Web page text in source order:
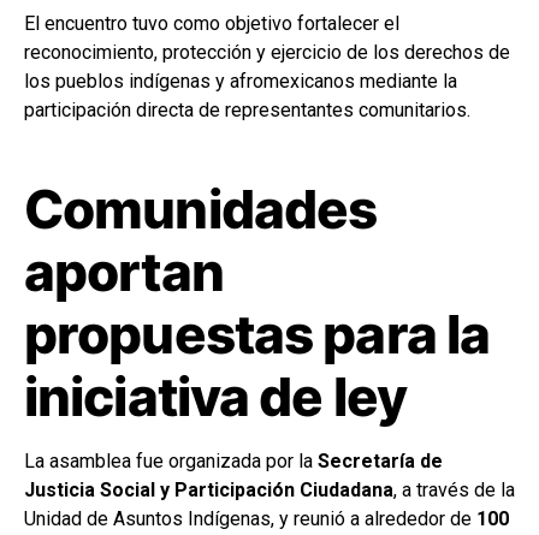
El encuentro tuvo como objetivo fortalecer el
reconocimiento, protección y ejercicio de los derechos de
los pueblos indígenas y afromexicanos mediante la
participación directa de representantes comunitarios.
Comunidades
aportan
propuestas para la
iniciativa de ley
La asamblea fue organizada por la Secretaría de
Justicia Social y Participación Ciudadana, a través de la
Unidad de Asuntos Indígenas, y reunió a alrededor de 100